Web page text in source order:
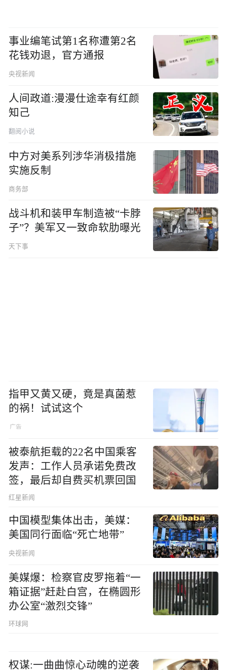
事业编笔试第1名称遭第2名
花钱劝退，官方通报
央视新闻
人间政道:漫漫仕途幸有红颜
知己
翻阅小说
中方对美系列涉华消极措施
实施反制
商务部
战斗机和装甲车制造被“卡脖
子”？美军又一致命软肋曝光
天下事
指甲又黄又硬，竟是真菌惹
的祸！试试这个
被泰航拒载的22名中国乘客
发声：工作人员承诺免费改
签，最后却自费买机票回国
红星新闻
中国模型集体出击，美媒：
美国同行面临“死亡地带”
央视新闻
美媒爆：检察官皮罗拖着“一
箱证据”赶赴白宫，在椭圆形
办公室“激烈交锋”
环球网
权谋:一曲曲惊心动魄的逆袭